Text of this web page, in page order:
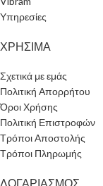
Υπηρεσίες
ΧΡΗΣΙΜΑ
Σχετικά με εμάς
Πολιτική Απορρήτου
Όροι Χρήσης
Πολιτική Επιστροφών
Τρόποι Αποστολής
Τρόποι Πληρωμής
ΛΟΓΑΡΙΑΣΜΟΣ